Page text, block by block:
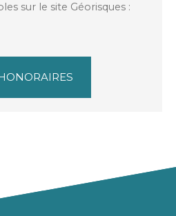
sur le site Géorisques :